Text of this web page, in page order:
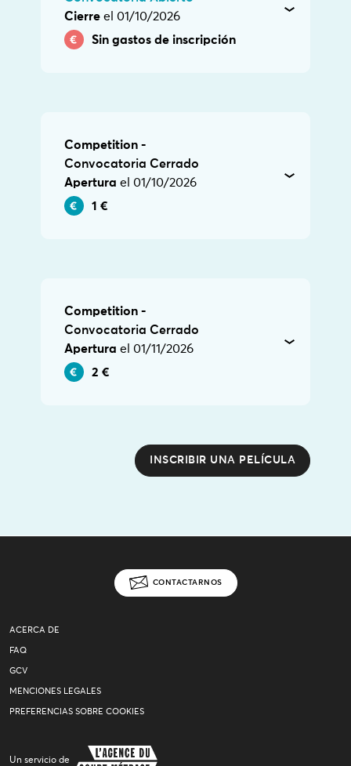
Cierre el 01/10/2026
Sin gastos de inscripción
Competition -
Convocatoria Cerrado
Apertura el 01/10/2026
1 €
Competition -
Convocatoria Cerrado
Apertura el 01/11/2026
2 €
INSCRIBIR UNA PELÍCULA
CONTACTARNOS
ACERCA DE
FAQ
GCV
MENCIONES LEGALES
PREFERENCIAS SOBRE COOKIES
Un servicio de